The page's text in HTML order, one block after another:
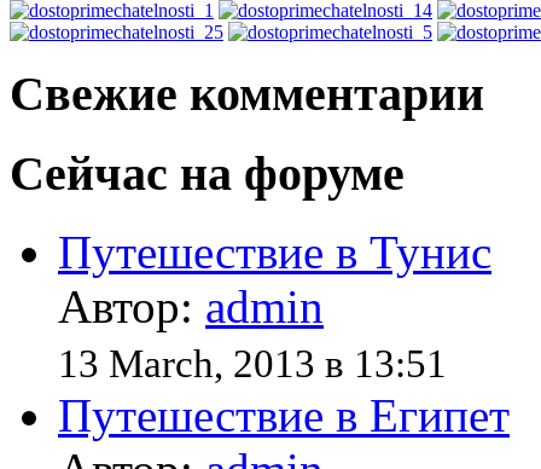
Свежие комментарии
Сейчас на форуме
Путешествие в Тунис
Автор: admin
13 March, 2013 в 13:51
Путешествие в Египет